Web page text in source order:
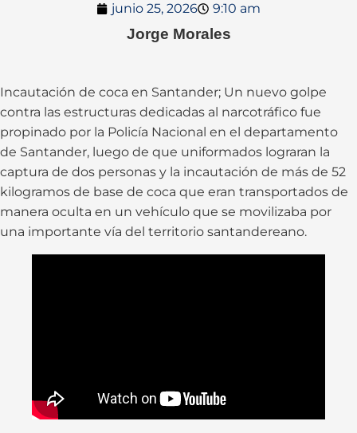
junio 25, 2026 9:10 am
Jorge Morales
Incautación de coca en Santander; Un nuevo golpe
contra las estructuras dedicadas al narcotráfico fue
propinado por la Policía Nacional en el departamento
de Santander, luego de que uniformados lograran la
captura de dos personas y la incautación de más de 52
kilogramos de base de coca que eran transportados de
manera oculta en un vehículo que se movilizaba por
una importante vía del territorio santandereano.